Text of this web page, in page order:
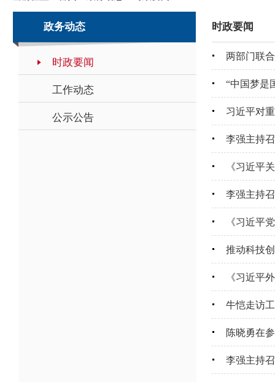
政务动态
时政要闻
工作动态
公示公告
时政要闻
两部门联
“中国梦是
习近平对
李强主持
《习近平
李强主持
《习近平
推动科技
《习近平
牛恺走访
陈晓勇在
李强主持